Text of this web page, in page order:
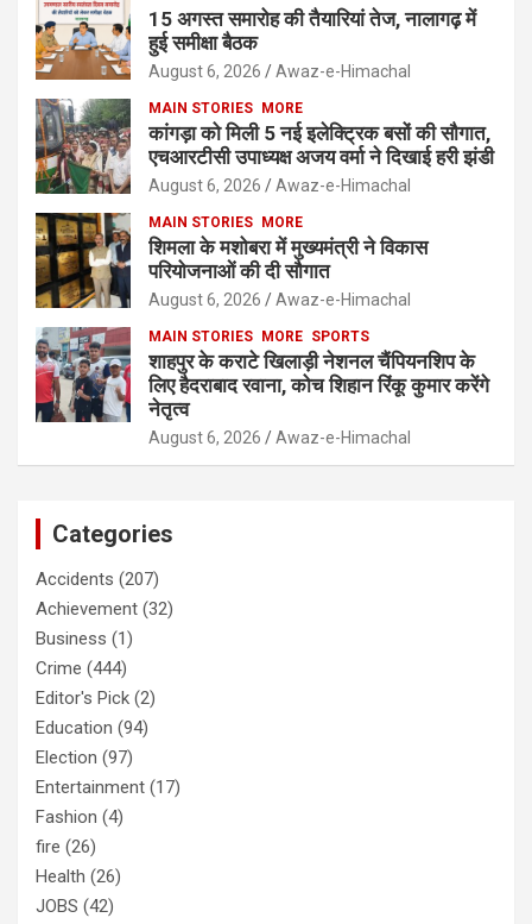
15 अगस्त समारोह की तैयारियां तेज, नालागढ़ में
हुई समीक्षा बैठक
August 6, 2026 Awaz-e-Himachal
MAIN STORIES MORE
कांगड़ा को मिली 5 नई इलेक्ट्रिक बसों की सौगात,
एचआरटीसी उपाध्यक्ष अजय वर्मा ने दिखाई हरी झंडी
August 6, 2026 Awaz-e-Himachal
MAIN STORIES MORE
शिमला के मशोबरा में मुख्यमंत्री ने विकास
परियोजनाओं की दी सौगात
August 6, 2026 Awaz-e-Himachal
MAIN STORIES MORE SPORTS
शाहपुर के कराटे खिलाड़ी नेशनल चैंपियनशिप के
लिए हैदराबाद रवाना, कोच शिहान रिंकू कुमार करेंगे
नेतृत्व
August 6, 2026 Awaz-e-Himachal
Categories
Accidents (207)
Achievement (32)
Business (1)
Crime (444)
Editor's Pick (2)
Education (94)
Election (97)
Entertainment (17)
Fashion (4)
fire (26)
Health (26)
JOBS (42)